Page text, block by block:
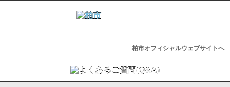
柏市オフィシャルウェブサイトへ